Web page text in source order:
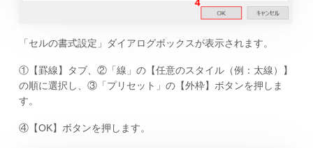
「セルの書式設定」ダイアログボックスが表示されます。
①【罫線】タブ、②「線」の【任意のスタイル（例：太線）】
の順に選択し、③「プリセット」の【外枠】ボタンを押しま
す。
④【OK】ボタンを押します。